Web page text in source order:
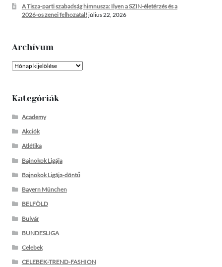
A Tisza-parti szabadság himnusza: Ilyen a SZIN-életérzés és a
2026-os zenei felhozatal! július 22, 2026
Archívum
Archívum
Kategóriák
Academy
Akciók
Atlétika
Bajnokok Ligája
Bajnokok Ligája-döntő
Bayern München
BELFÖLD
Bulvár
BUNDESLIGA
Celebek
CELEBEK-TREND-FASHION